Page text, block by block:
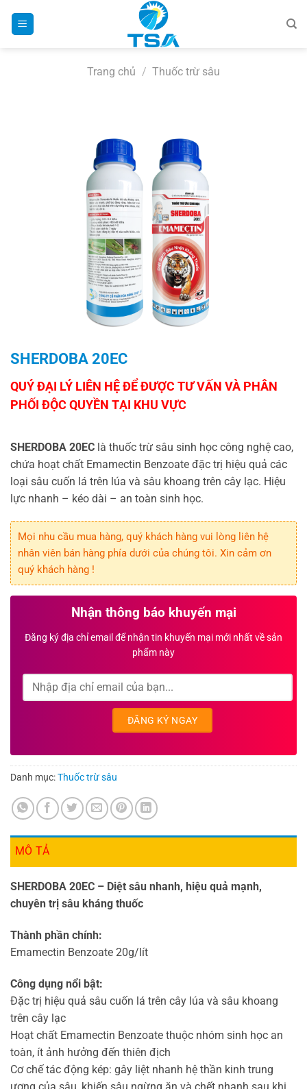
Trang chủ / Thuốc trừ sâu
SHERDOBA 20EC
SHERDOBA 20EC là thuốc trừ sâu sinh học công nghệ cao,
chứa hoạt chất Emamectin Benzoate đặc trị hiệu quả các
loại sâu cuốn lá trên lúa và sâu khoang trên cây lạc. Hiệu
lực nhanh – kéo dài – an toàn sinh học.
Mọi nhu cầu mua hàng, quý khách hàng vui lòng liên hệ
nhân viên bán hàng phía dưới của chúng tôi. Xin cảm ơn
quý khách hàng !
Nhận thông báo khuyến mại
Đăng ký địa chỉ email để nhận tin khuyến mại mới nhất về sản
phẩm này
Danh mục:Thuốc trừ sâu
MÔ TẢ
SHERDOBA 20EC – Diệt sâu nhanh, hiệu quả mạnh,
chuyên trị sâu kháng thuốc
Thành phần chính:
Emamectin Benzoate 20g/lít
Công dụng nổi bật:
Đặc trị hiệu quả sâu cuốn lá trên cây lúa và sâu khoang
trên cây lạc
Hoạt chất Emamectin Benzoate thuộc nhóm sinh học an
toàn, ít ảnh hưởng đến thiên địch
Cơ chế tác động kép: gây liệt nhanh hệ thần kinh trung
ương của sâu, khiến sâu ngừng ăn và chết nhanh sau khi